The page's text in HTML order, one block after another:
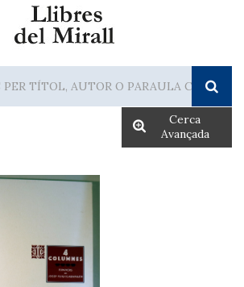
Cerca
Avançada